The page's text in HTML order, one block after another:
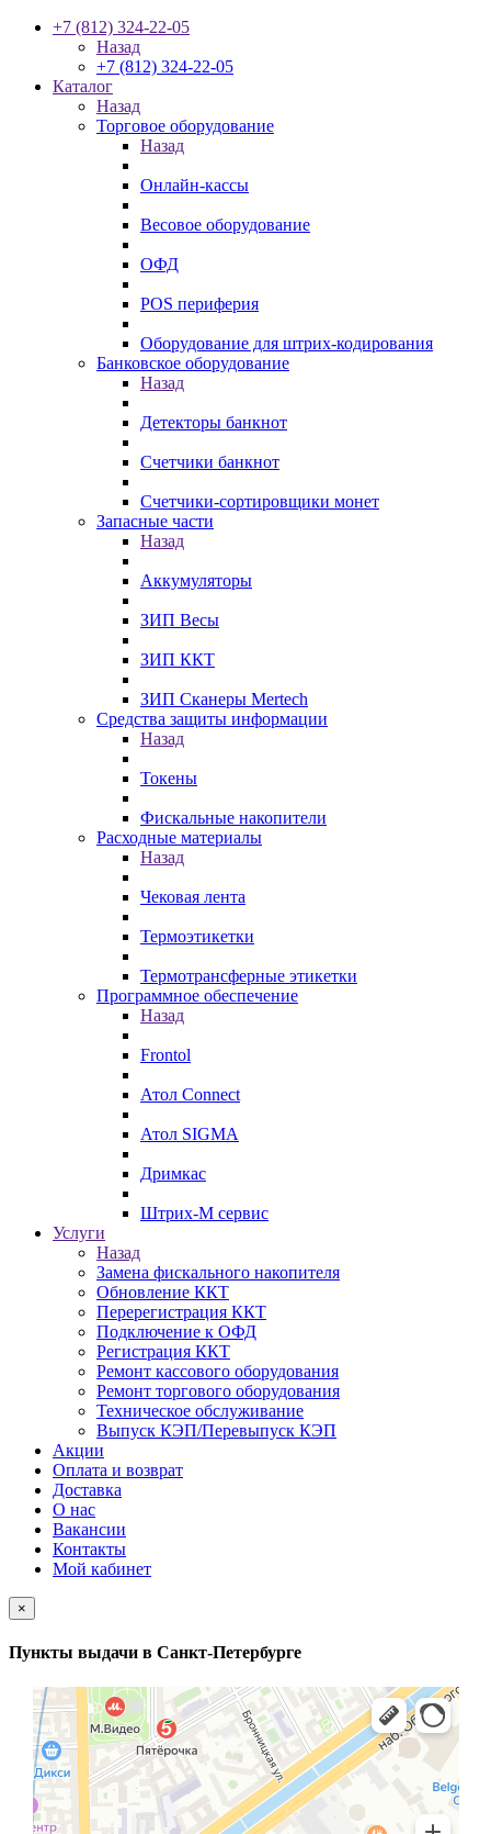
+7 (812) 324-22-05
Назад
+7 (812) 324-22-05
Каталог
Назад
Торговое оборудование
Назад
Онлайн-кассы
Весовое оборудование
ОФД
POS периферия
Оборудование для штрих-кодирования
Банковское оборудование
Назад
Детекторы банкнот
Счетчики банкнот
Счетчики-сортировщики монет
Запасные части
Назад
Аккумуляторы
ЗИП Весы
ЗИП ККТ
ЗИП Сканеры Mertech
Средства защиты информации
Назад
Токены
Фискальные накопители
Расходные материалы
Назад
Чековая лента
Термоэтикетки
Термотрансферные этикетки
Программное обеспечение
Назад
Frontol
Атол Connect
Атол SIGMA
Дримкас
Штрих-М сервис
Услуги
Назад
Замена фискального накопителя
Обновление ККТ
Перерегистрация ККТ
Подключение к ОФД
Регистрация ККТ
Ремонт кассового оборудования
Ремонт торгового оборудования
Техническое обслуживание
Выпуск КЭП/Перевыпуск КЭП
Акции
Оплата и возврат
Доставка
О нас
Вакансии
Контакты
Мой кабинет
×
Пункты выдачи в Санкт-Петербурге